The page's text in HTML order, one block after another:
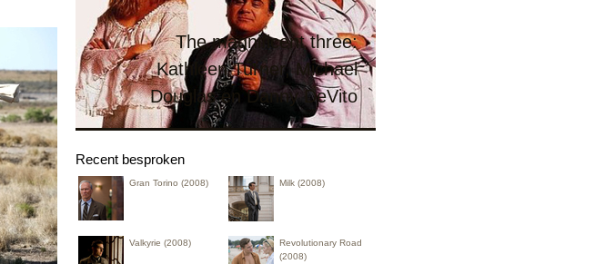
Slumdog Millionaire
(2008)
Gran Torino (2008)
Milk (2008)
The magnificent three:
Kathleen Turner, Michael
Douglas en Danny DeVito
Recent besproken
Gran Torino (2008) Milk (2008)
Valkyrie (2008)
Revolutionary Road
(2008)